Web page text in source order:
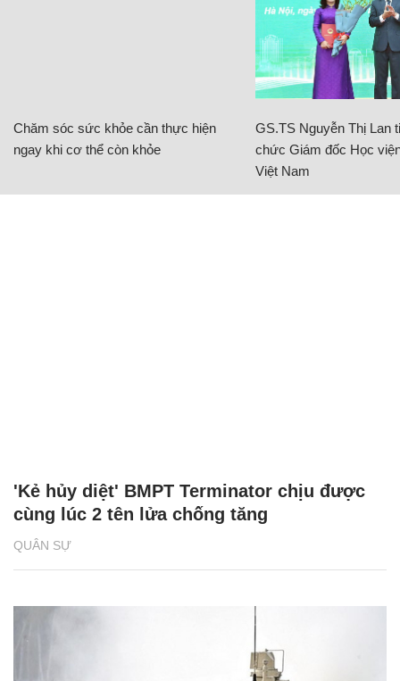
Chăm sóc sức khỏe cần thực hiện
ngay khi cơ thể còn khỏe
GS.TS Nguyễn Thị Lan
chức Giám đốc Học
Việt Nam
QUÂN SỰ
'Kẻ hủy diệt' BMPT Terminator chịu được
cùng lúc 2 tên lửa chống tăng